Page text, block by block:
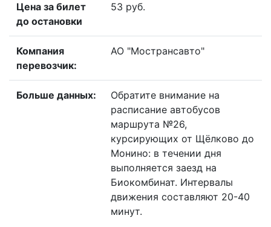
Цена за билет
до остановки
53 руб.
Компания
перевозчик:
АО "Мострансавто"
Больше данных:
Обратите внимание на
расписание автобусов
маршрута №26,
курсирующих от Щёлково до
Монино: в течении дня
выполняется заезд на
Биокомбинат. Интервалы
движения составляют 20-40
минут.